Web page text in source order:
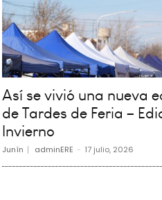
Así se vivió una nueva
de Tardes de Feria –
Invierno
Junín adminERE - 17 julio, 2026